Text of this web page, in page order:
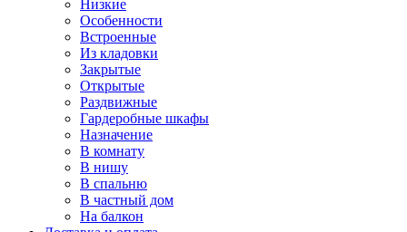
Низкие
Особенности
Встроенные
Из кладовки
Закрытые
Открытые
Раздвижные
Гардеробные шкафы
Назначение
В комнату
В нишу
В спальню
В частный дом
На балкон